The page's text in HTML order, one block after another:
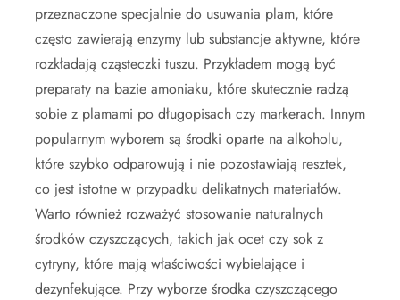
przeznaczone specjalnie do usuwania plam, które
często zawierają enzymy lub substancje aktywne, które
rozkładają cząsteczki tuszu. Przykładem mogą być
preparaty na bazie amoniaku, które skutecznie radzą
sobie z plamami po długopisach czy markerach. Innym
popularnym wyborem są środki oparte na alkoholu,
które szybko odparowują i nie pozostawiają resztek,
co jest istotne w przypadku delikatnych materiałów.
Warto również rozważyć stosowanie naturalnych
środków czyszczących, takich jak ocet czy sok z
cytryny, które mają właściwości wybielające i
dezynfekujące. Przy wyborze środka czyszczącego